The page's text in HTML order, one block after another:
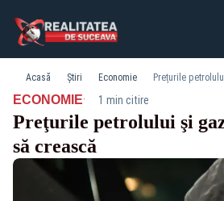
Acasă Știri Economie
ECONOMIE· 1 min citire
Preţurile petrolului şi
să crească